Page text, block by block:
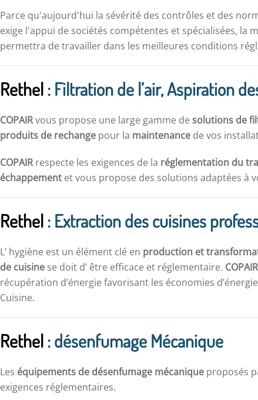
Parce qu'aujourd'hui la sévérité des contrôles et des
exige l'appui de sociétés compétentes et spécialisées, la
permettra de travailler dans les meilleures conditions
Rethel: Filtration de l’air, Aspiration
COPAIRvous propose une large gamme desolutions de
produits de rechange pour la maintenance de vos
COPAIRrespecte les exigences de la réglementation du
échappement et vous propose des solutions adaptées à
Rethel: Extraction des cuisines
L’ hygiène est un élément clé en production et
de cuisine se doit d’ être efficace et réglementaire. COPAIR
récupération d’énergie favorisant les économies
Cuisine.
Rethel: désenfumage Mécanique
Les équipements de désenfumage mécanique proposés
exigences réglementaires.